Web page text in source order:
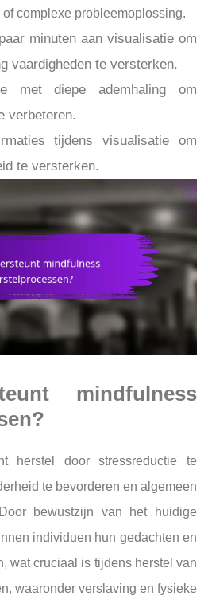
complexe probleemoplossing.
minuten aan visualisatie om
vaardigheden te versterken.
met diepe ademhaling om
verbeteren.
tijdens visualisatie om
te versterken.
mindfulness
herstel door stressreductie te
te bevorderen en algemeen
bewustzijn van het huidige
individuen hun gedachten en
wat cruciaal is tijdens herstel van
waaronder verslaving en fysieke